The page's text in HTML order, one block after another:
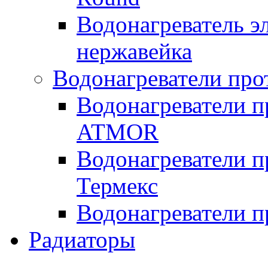
Водонагреватель
нержавейка
Водонагреватели
Водонагреватели
ATMOR
Водонагреватели
Термекс
Водонагреватели
Радиаторы